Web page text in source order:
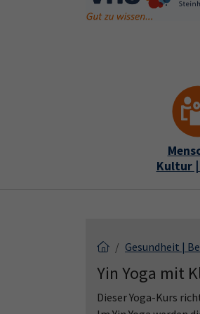
Skip to main content
Kultur
Gesundheit |
Yin Yoga mit
Dieser Yoga-Kurs